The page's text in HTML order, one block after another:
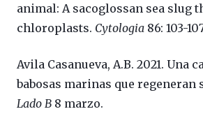
animal: A sacoglossan sea slug
chloroplasts. Cytologia 86: 103-
Avila Casanueva, A.B. 2021. Una
babosas marinas que regeneran
Lado B 8 marzo.